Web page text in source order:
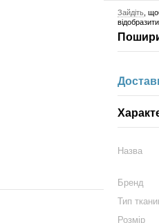
Зайдіть ,
Назва
Бренд
Тип
Розмір